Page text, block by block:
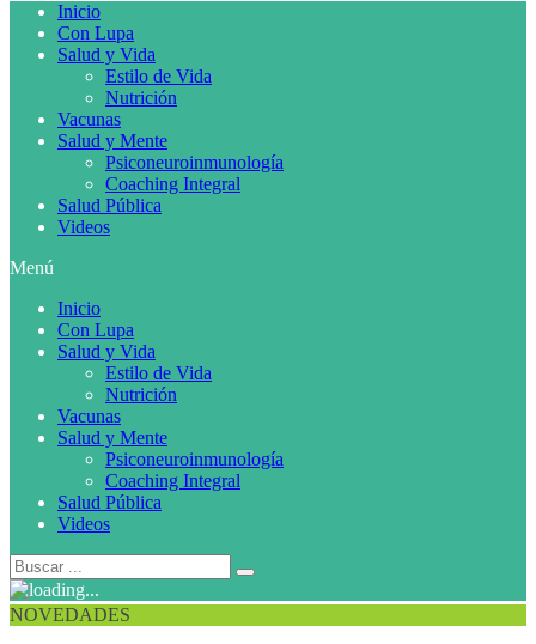
Inicio
Con Lupa
Salud y Vida
Estilo de Vida
Nutrición
Vacunas
Salud y Mente
Psiconeuroinmunología
Coaching Integral
Salud Pública
Videos
Menú
Inicio
Con Lupa
Salud y Vida
Estilo de Vida
Nutrición
Vacunas
Salud y Mente
Psiconeuroinmunología
Coaching Integral
Salud Pública
Videos
NOVEDADES